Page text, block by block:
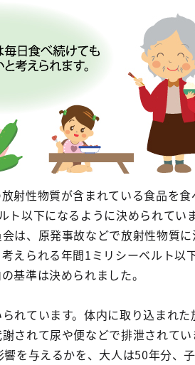
射性物質が含まれている食品を
以下になるように決められていま
は、原発事故などで放射性物質
えられる年間1ミリシーベルト以
基準は決められました。
れています。体内に取り込まれた
されて尿や便などで排泄されてい
を与えるかを、大人は50年分、